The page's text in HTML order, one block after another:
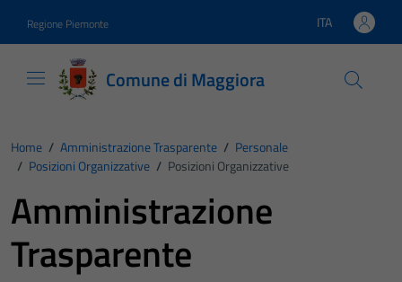
Regione Piemonte Lingua attiva:
ITA
Comune di Maggiora
Home / Amministrazione Trasparente / Personale
/ Posizioni Organizzative / Posizioni Organizzative
Amministrazione
Trasparente